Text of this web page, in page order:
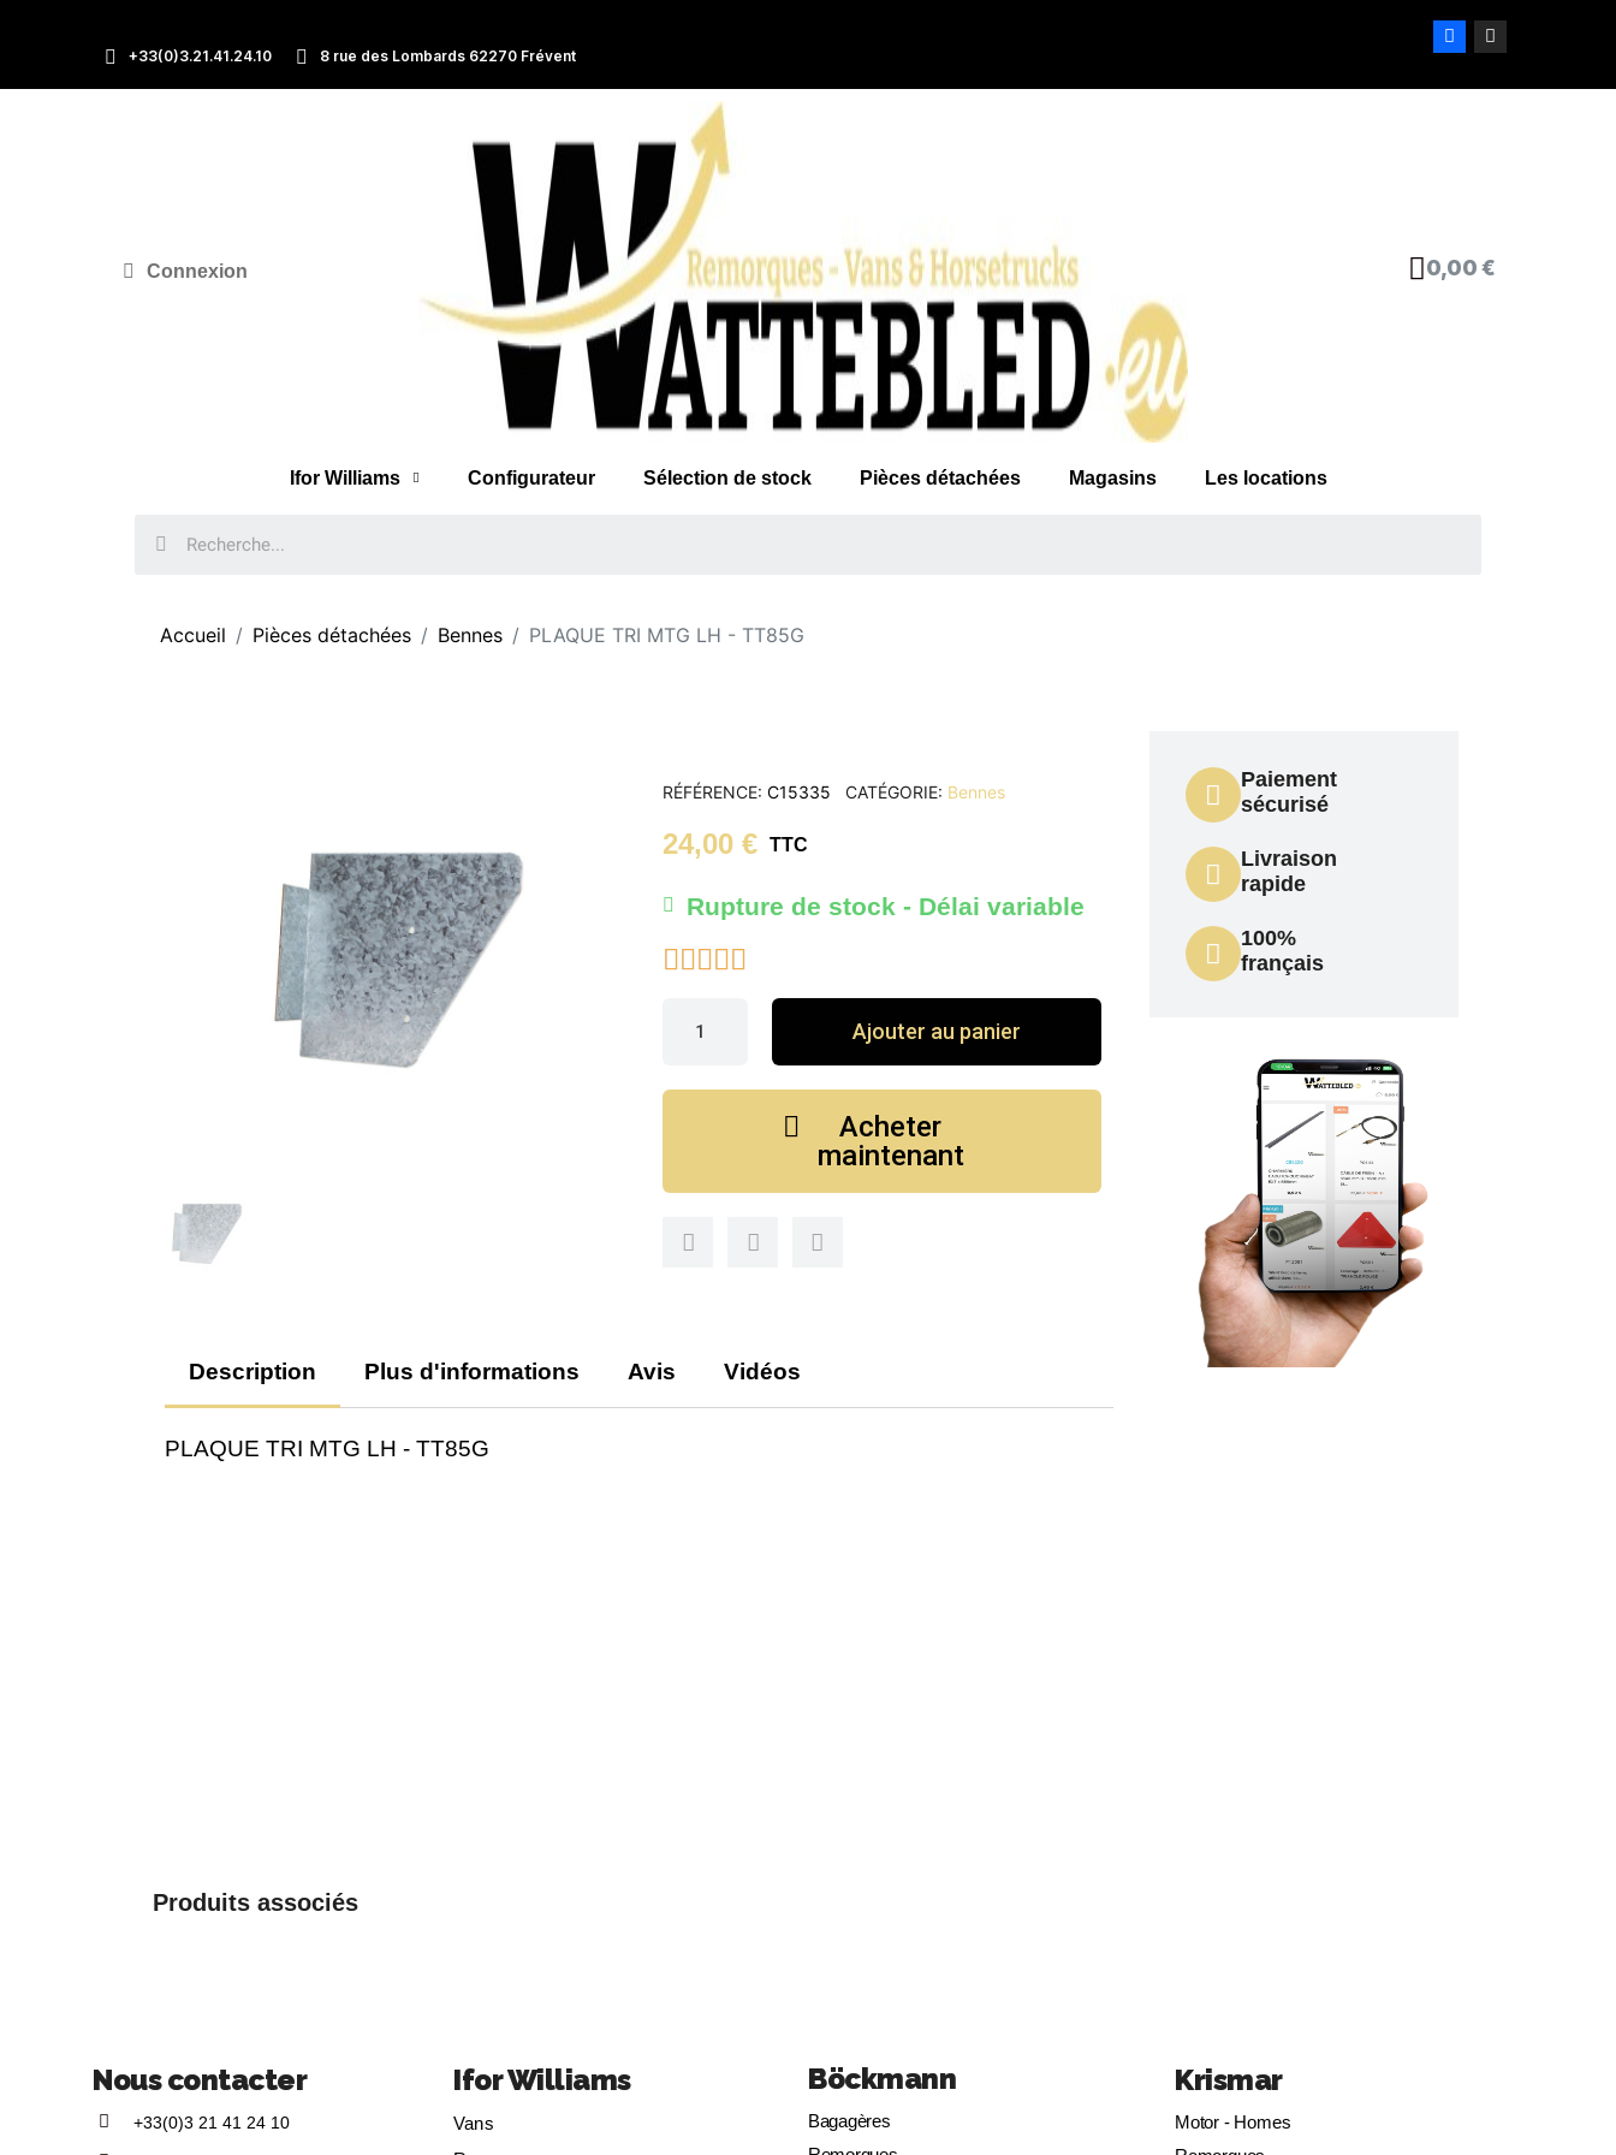
+33(0)3.21.41.24.10 8 rue des Lombards 62270 Frévent
Connexion 0,00 €
Ifor Williams Configurateur Sélection de stock Pièces détachées Magasins Les locations
Accueil Pièces détachées Bennes PLAQUE TRI MTG LH - TT85G
RÉFÉRENCE C15335 CATÉGORIE Bennes
24,00 € TTC
Rupture de stock - Délai variable
    
Ajouter au panier
Acheter
maintenant
Description Plus d'informations Avis Vidéos
PLAQUE TRI MTG LH - TT85G
Paiement
sécurisé
Livraison
rapide
100%
français
Produits associés
Nous contacter
+33(0)3 21 41 24 10
Ifor Williams
Vans
Böckmann
Bagagères
Krismar
Motor - Homes